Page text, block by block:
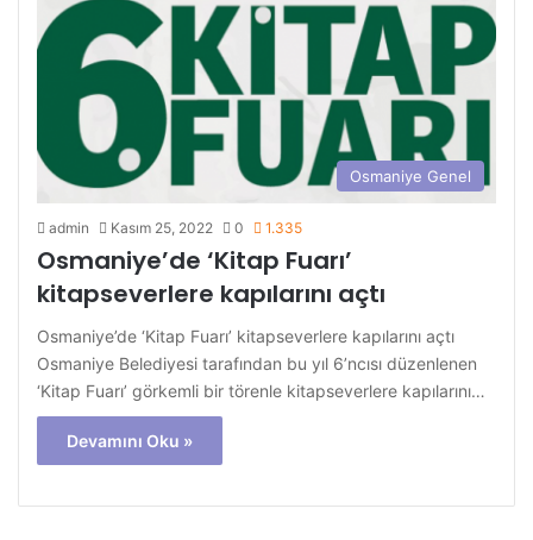
Osmaniye Genel
admin Kasım 25, 2022 0 1.335
Osmaniye’de ‘Kitap Fuarı’
kitapseverlere kapılarını açtı
Osmaniye’de ‘Kitap Fuarı’ kitapseverlere kapılarını açtı
Osmaniye Belediyesi tarafından bu yıl 6’ncısı düzenlenen
‘Kitap Fuarı’ görkemli bir törenle kitapseverlere kapılarını…
Devamını Oku »